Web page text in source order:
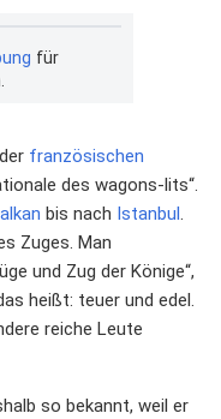
für
der französischen
des wagons-lits“.
bis nach Istanbul.
Zuges. Man
und Zug der Könige“,
heißt: teuer und edel.
reiche Leute
so bekannt, weil er